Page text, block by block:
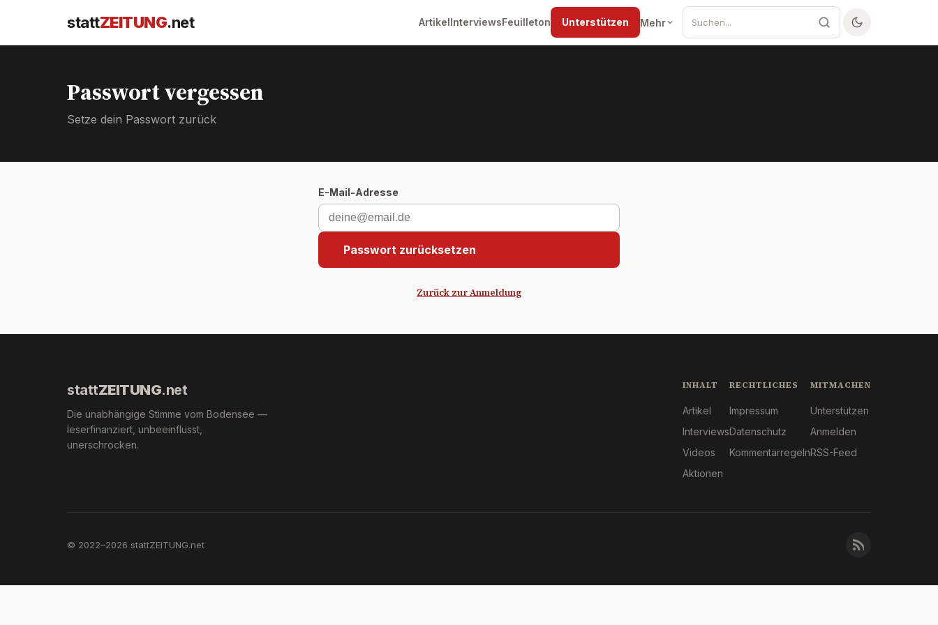
stattZEITUNG.net ArtikelInterviewsFeuilleton Unterstützen Mehr
Passwort vergessen
Setze dein Passwort zurück
E-Mail-Adresse
Passwort zurücksetzen
Zurück zur Anmeldung
stattZEITUNG.net
Die unabhängige Stimme vom Bodensee —
leserfinanziert, unbeeinflusst,
unerschrocken.
INHALT
Artikel
Interviews
Videos
Aktionen
RECHTLICHES
Impressum
Datenschutz
Kommentarregeln
MITMACHEN
Unterstützen
Anmelden
RSS-Feed
© 2022–2026 stattZEITUNG.net